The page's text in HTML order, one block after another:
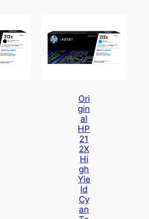
Ori
Gin
Al
HP
21
2X
Hi
Gh
Yie
Ld
Cy
An